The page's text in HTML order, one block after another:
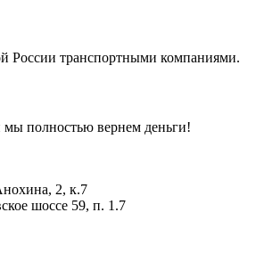
России транспортными компаниями.
полностью вернем деньги!
2, к.7
шоссе 59, п. 1.7